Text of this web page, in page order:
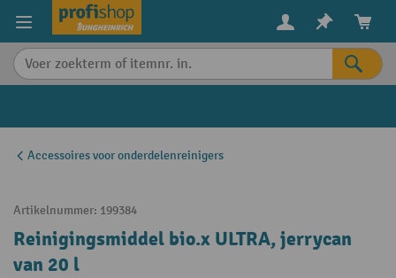
content
Accessoires voor onderdelenreinigers
Artikelnummer: 199384
Reinigingsmiddel bio.x ULTRA, jerrycan
van 20 l